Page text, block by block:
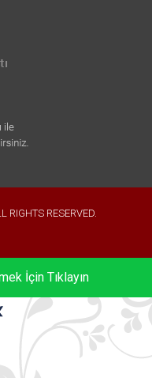
İçin Tıklayın
RESERVED.
İçin Tıklayın